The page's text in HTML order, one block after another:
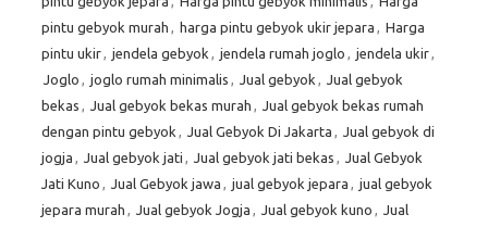
pintu gebyok murah , harga pintu gebyok ukir jepara , Harga
pintu ukir, jendela gebyok , jendela rumah joglo , jendela ukir,
Joglo , joglo rumah minimalis , Jual gebyok , Jual gebyok
bekas , Jual gebyok bekas murah , Jual gebyok bekas rumah
dengan pintu gebyok , Jual Gebyok Di Jakarta , Jual gebyok di
jogja , Jual gebyok jati , Jual gebyok jati bekas , Jual Gebyok
Jati Kuno , Jual Gebyok jawa , jual gebyok jepara , jual gebyok
jepara murah , Jual gebyok Jogja , Jual gebyok kuno , Jual